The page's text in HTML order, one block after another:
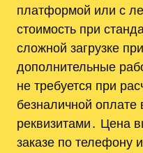
платформой или с
стоимость при
сложной загрузке
дополнительные
не требуется при
безналичной оплате
реквизитами․ Цена
заказе по телефону